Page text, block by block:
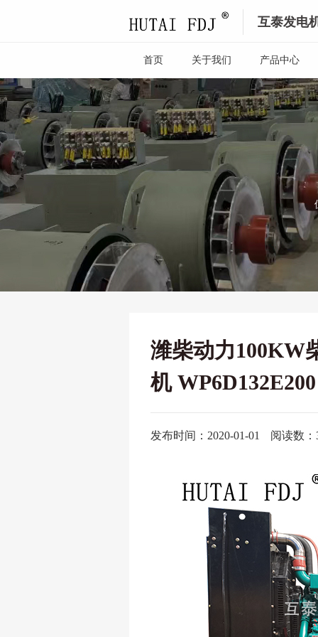
互泰发电
首页 关于我们 产品中心
潍柴动力100KW
机 WP6D132E200
发布时间：2020-01-01 阅读数：